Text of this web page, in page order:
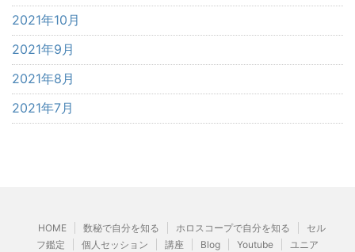
2021年10月
2021年9月
2021年8月
2021年7月
HOME 数秘で自分を知る ホロスコープで自分を知る
セル
フ鑑定
個人セッション 講座 Blog Youtube
ユニア